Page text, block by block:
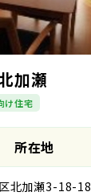
加瀬
け住宅
所在地
北加瀬3-18-18